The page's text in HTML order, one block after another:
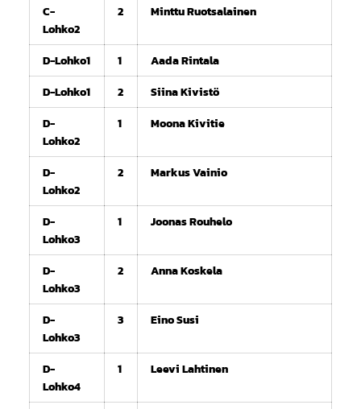
C-
Lohko2
2 Minttu Ruotsalainen
D-Lohko1 1
Aada Rintala
D-Lohko1
2
Siina Kivistö
D-
Lohko2
1 Moona Kivitie
D-
Lohko2
2 Markus Vainio
D-
Lohko3
1 Joonas Rouhelo
D-
Lohko3
2 Anna Koskela
D-
Lohko3
3 Eino Susi
D-
Lohko4
1 Leevi Lahtinen